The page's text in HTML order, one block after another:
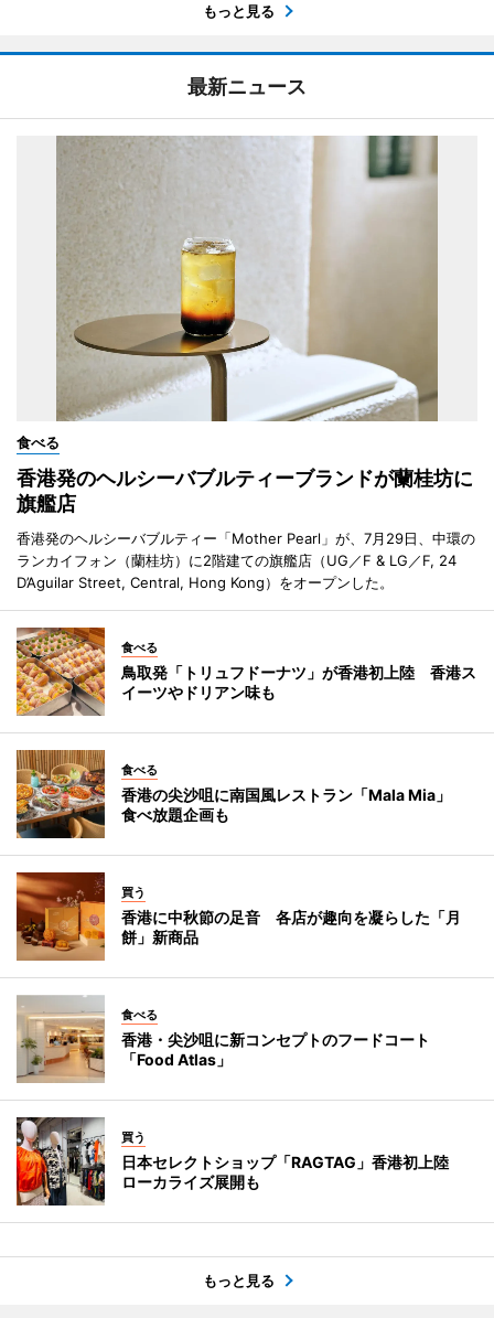
もっと見る
最新ニュース
食べる
香港発のヘルシーバブルティーブランドが蘭桂坊に
旗艦店
香港発のヘルシーバブルティー「Mother Pearl」が、7月29日、中環の
ランカイフォン（蘭桂坊）に2階建ての旗艦店（UG／F & LG／F, 24
D’Aguilar Street, Central, Hong Kong）をオープンした。
食べる
鳥取発「トリュフドーナツ」が香港初上陸 香港ス
イーツやドリアン味も
食べる
香港の尖沙咀に南国風レストラン「Mala Mia」
食べ放題企画も
買う
香港に中秋節の足音 各店が趣向を凝らした「月
餅」新商品
食べる
香港・尖沙咀に新コンセプトのフードコート
「Food Atlas」
買う
日本セレクトショップ「RAGTAG」香港初上陸
ローカライズ展開も
もっと見る